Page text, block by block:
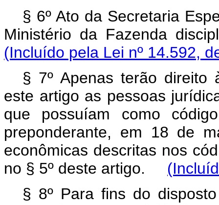
§ 6º Ato da Secretaria
Ministério da Fazenda
(Incluído pela Lei nº 14.592,
§ 7º Apenas terão
este artigo as pessoas
que possuíam como
preponderante, em 18 de
econômicas descritas nos
no § 5º deste artigo.
§ 8º Para fins do